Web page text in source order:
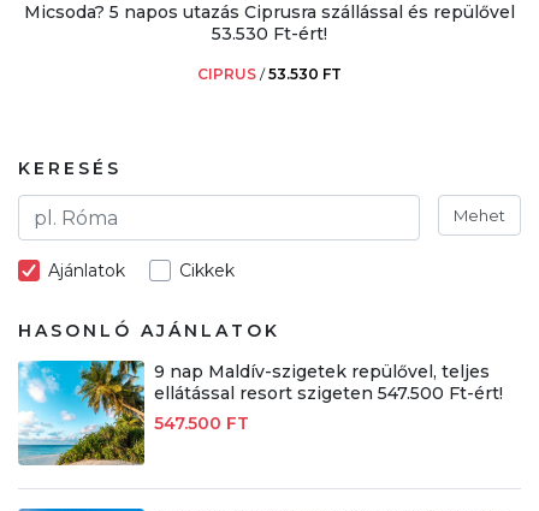
Micsoda? 5 napos utazás Ciprusra szállással és repülővel
53.530 Ft-ért!
CIPRUS /53.530 FT
KERESÉS
Mehet
Ajánlatok Cikkek
HASONLÓ AJÁNLATOK
9 nap Maldív-szigetek repülővel, teljes
ellátással resort szigeten 547.500 Ft-ért!
547.500 FT